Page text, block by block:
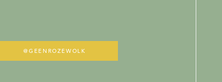
@GEENROZEWOLK